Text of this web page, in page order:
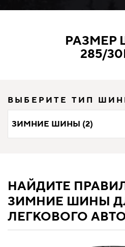
РАЗМЕР
285/
ВЫБЕРИТЕ ТИП
ЗИМНИЕ ШИНЫ (2)
НАЙДИТЕ
ЗИМНИЕ ШИНЫ
ЛЕГКОВОГО